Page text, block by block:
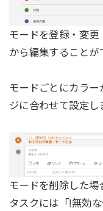
モードを登録・変更
から編集することが
モードごとにカラ
ジに合わせて設定し
モードを削除した
タスクには「!無効